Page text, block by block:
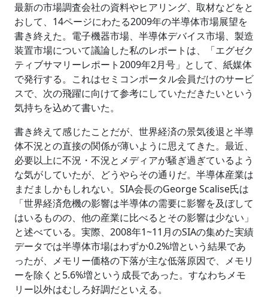
最新の市場調査会社の資料やヒアリング、取材などをと
おして、14ページにわたる2009年の半導体市場展望を
書き終えた。電子機器市場、半導体デバイス市場、製造
装置市場について議論した私のレポートは、「エグゼク
ティブサマリーレポート2009年2月号」として、紙媒体
で発行する。これはセミコンポータル会員だけのサービ
スで、次の飛躍に向けて参考にしていただきたいという
気持ちを込めて書いた。
書き終えて感じたことだが、世界経済の景気後退と半導
体不況との直接の関係が薄いように思えてきた。最近、
必要以上に不況・不況とメディアが騒ぎ過ぎているよう
な気がしていたが、どうやらその通りだ。半導体産業は
まだましかもしれない。SIA会長のGeorge Scalise氏は
「世界経済危機の影響は半導体の需要に影響を及ぼして
はいるものの、他の産業に比べるとその影響は少ない」
と述べている。実際、2008年1~11月のSIAの集めた実績
データでは半導体市場はわずか0.2%増という結果であ
ったが、メモリー価格の下落が主な低落原因で、メモリ
ーを除くと5.6%増という成長であった。すなわちメモ
リー以外はむしろ好調だといえる。